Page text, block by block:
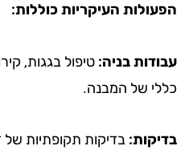
העיקריות כוללות:
בניה:טיפול בגגות, קירות
המבנה.
בדיקות תקופתיות של דלתות,